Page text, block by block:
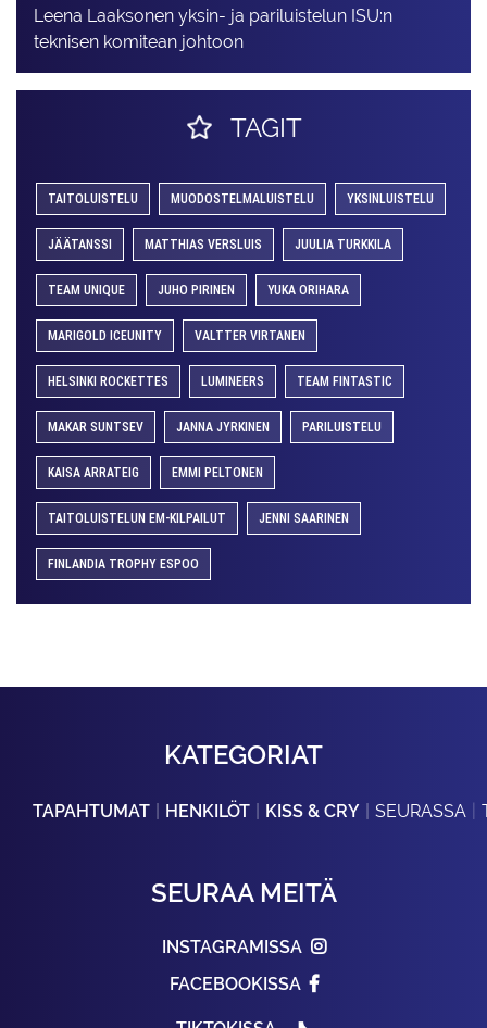
Leena Laaksonen yksin- ja pariluistelun ISU:n
teknisen komitean johtoon
TAGIT
TAITOLUISTELU MUODOSTELMALUISTELU YKSINLUISTELU
JÄÄTANSSI MATTHIAS VERSLUIS JUULIA TURKKILA
TEAM UNIQUE JUHO PIRINEN YUKA ORIHARA
MARIGOLD ICEUNITY VALTTER VIRTANEN
HELSINKI ROCKETTES LUMINEERS TEAM FINTASTIC
MAKAR SUNTSEV JANNA JYRKINEN PARILUISTELU
KAISA ARRATEIG EMMI PELTONEN
TAITOLUISTELUN EM-KILPAILUT JENNI SAARINEN
FINLANDIA TROPHY ESPOO
KATEGORIAT
TAPAHTUMAT HENKILÖT KISS & CRY SEURASSA
SEURAA MEITÄ
INSTAGRAMISSA
FACEBOOKISSA